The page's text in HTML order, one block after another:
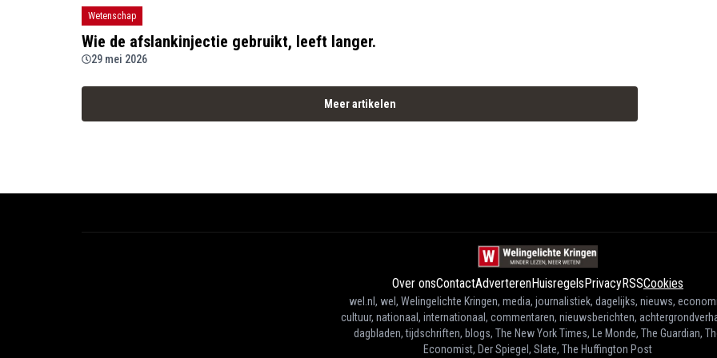
Wetenschap
Wie de afslankinjectie gebruikt, leeft langer.
29 mei 2026
Meer artikelen
Over onsContactAdverterenHuisregelsPrivacyRSSCookies
wel.nl, wel, Welingelichte Kringen, media, journalistiek, dagelijks, nieuws,
cultuur, nationaal, internationaal, commentaren, nieuwsberichten,
dagbladen, tijdschriften, blogs, The New York Times, Le Monde, The Guardian,
Economist, Der Spiegel, Slate, The Huffington Post